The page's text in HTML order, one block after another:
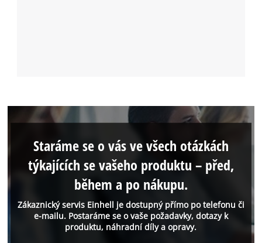
Zákaznický servis Einhell je dostupný přímo po telefonu či
e-mailu. Postaráme se o vaše požadavky, dotazy k
produktu, náhradní díly a opravy.
Staráme se o vás ve všech otázkách
týkajících se vašeho produktu – před,
během a po nákupu.